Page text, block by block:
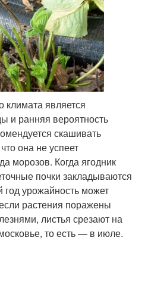
климата является
и ранняя вероятность
скашивать
она не успеет
морозов. Когда ягодник
почки закладываются
урожайность может
растения поражены
листья срезают на
то есть — в июле.